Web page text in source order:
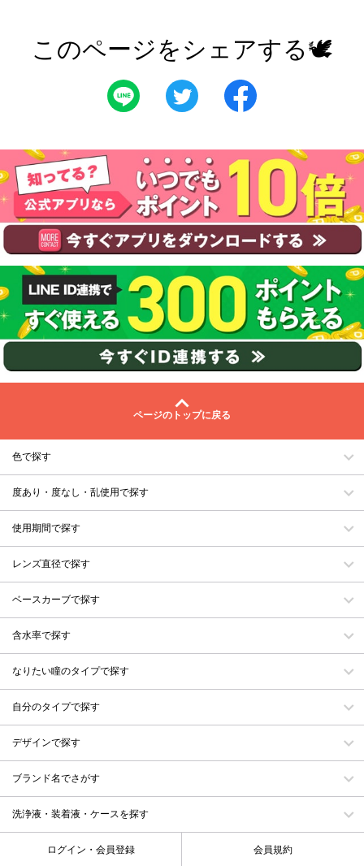
このページをシェアする🕊
ページのトップに戻る
色で探す
度あり・度なし・乱使用で探す
使用期間で探す
レンズ直径で探す
ベースカーブで探す
含水率で探す
なりたい瞳のタイプで探す
自分のタイプで探す
デザインで探す
ブランド名でさがす
洗浄液・装着液・ケースを探す
ログイン・会員登録 会員規約